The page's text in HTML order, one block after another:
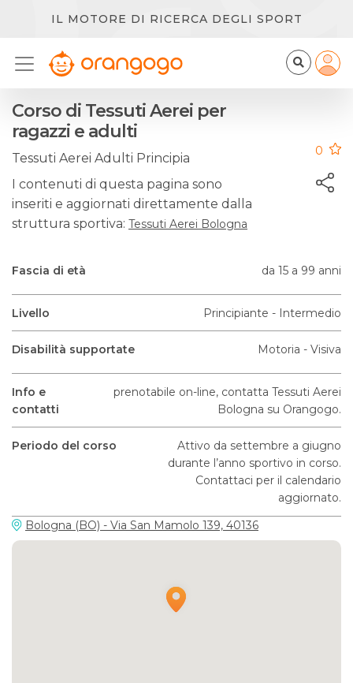
IL MOTORE DI RICERCA DEGLI SPORT
Corso di Tessuti Aerei per
ragazzi e adulti
Tessuti Aerei Adulti Principia
I contenuti di questa pagina sono
inseriti e aggiornati direttamente dalla
struttura sportiva: Tessuti Aerei Bologna
0
Fascia di età da 15 a 99 anni
Livello Principiante - Intermedio
Disabilità supportate Motoria - Visiva
Info e
contatti
prenotabile on-line, contatta Tessuti Aerei
Bologna su Orangogo.
Periodo del corso
Attivo da settembre a giugno
durante l’anno sportivo in corso.
Contattaci per il calendario
aggiornato.
Bologna (BO) - Via San Mamolo 139, 40136